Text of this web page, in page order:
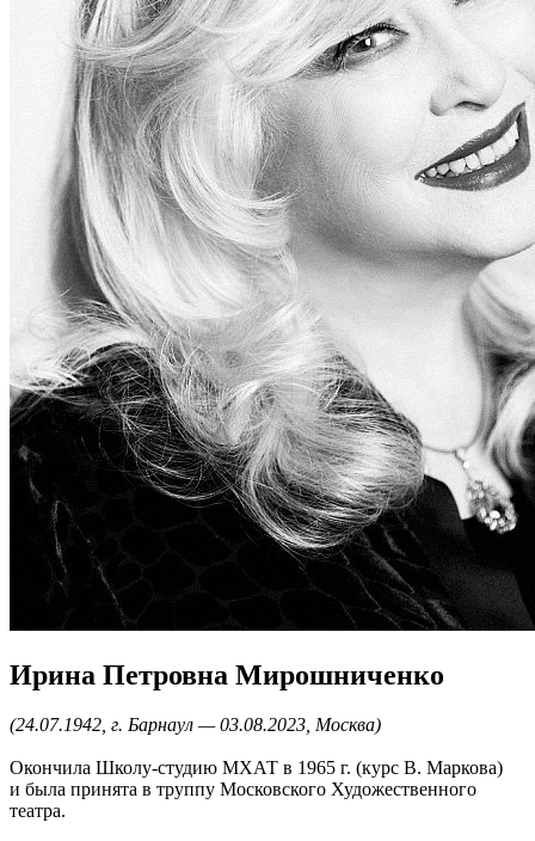
Ирина Петровна Мирошниченко
(24.07.1942, г. Барнаул — 03.08.2023, Москва)
Окончила Школу-студию МХАТ в 1965 г. (курс В. Маркова)
и была принята в труппу Московского Художественного
театра.